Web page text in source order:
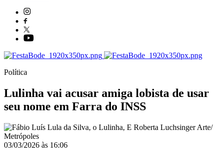
Política
Lulinha vai acusar amiga lobista de usar
seu nome em Farra do INSS
03/03/2026 às 16:06